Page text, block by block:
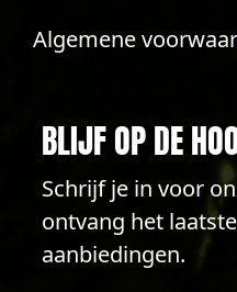
Algemene
BLIJF OP DE
Schrijf je in voor
ontvang het
aanbiedingen.